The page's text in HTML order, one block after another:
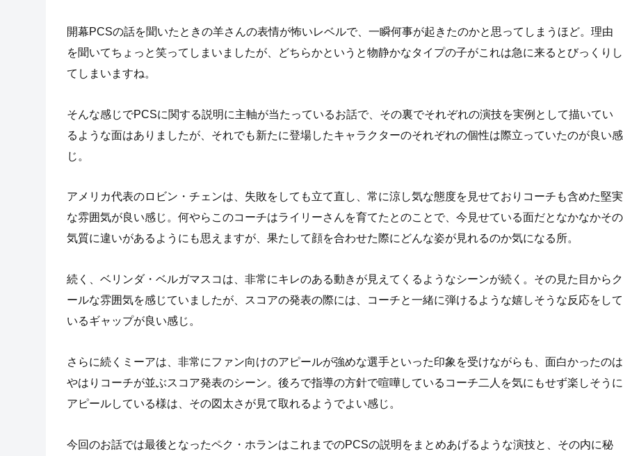
開幕PCSの話を聞いたときの羊さんの表情が怖いレベルで、一瞬何事が起きたのかと思ってしまうほど。理由
を聞いてちょっと笑ってしまいましたが、どちらかというと物静かなタイプの子がこれは急に来るとびっくりし
てしまいますね。
そんな感じでPCSに関する説明に主軸が当たっているお話で、その裏でそれぞれの演技を実例として描いてい
るような面はありましたが、それでも新たに登場したキャラクターのそれぞれの個性は際立っていたのが良い感
じ。
アメリカ代表のロビン・チェンは、失敗をしても立て直し、常に涼し気な態度を見せておりコーチも含めた堅実
な雰囲気が良い感じ。何やらこのコーチはライリーさんを育てたとのことで、今見せている面だとなかなかその
気質に違いがあるようにも思えますが、果たして顔を合わせた際にどんな姿が見れるのか気になる所。
続く、ベリンダ・ベルガマスコは、非常にキレのある動きが見えてくるようなシーンが続く。その見た目からク
ールな雰囲気を感じていましたが、スコアの発表の際には、コーチと一緒に弾けるような嬉しそうな反応をして
いるギャップが良い感じ。
さらに続くミーアは、非常にファン向けのアピールが強めな選手といった印象を受けながらも、面白かったのは
やはりコーチが並ぶスコア発表のシーン。後ろで指導の方針で喧嘩しているコーチ二人を気にもせず楽しそうに
アピールしている様は、その図太さが見て取れるようでよい感じ。
今回のお話では最後となったペク・ホランはこれまでのPCSの説明をまとめあげるような演技と、その内に秘